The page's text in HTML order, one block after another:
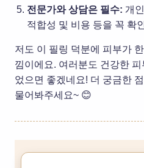
전문가와 상담은 필수: 개
적합성 및 비용 등을 꼭 확
저도 이 필링 덕분에 피부가
낌이에요. 여러분도 건강한
었으면 좋겠네요! 더 궁금한
물어봐주세요~ 😊